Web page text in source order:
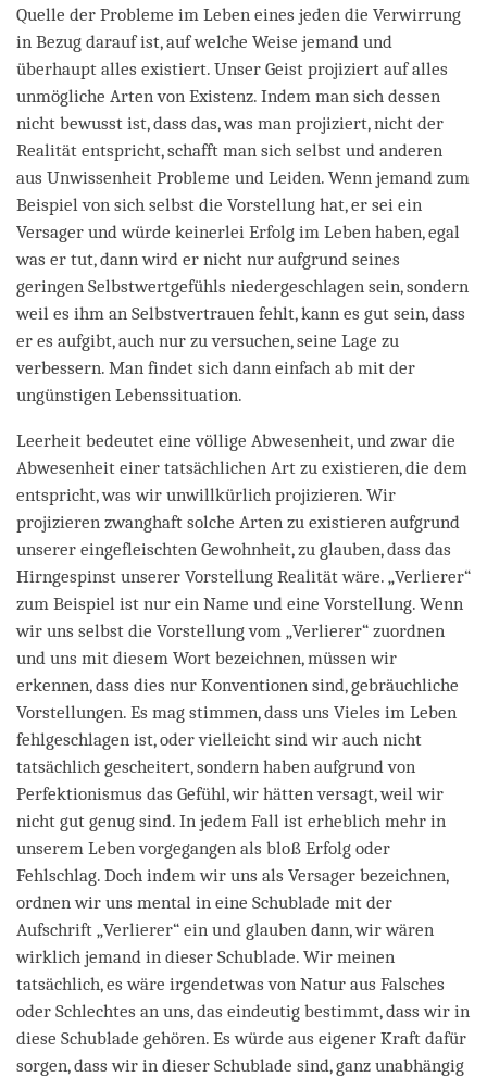
Quelle der Probleme im Leben eines jeden die Verwirrung
in Bezug darauf ist, auf welche Weise jemand und
überhaupt alles existiert. Unser Geist projiziert auf alles
unmögliche Arten von Existenz. Indem man sich dessen
nicht bewusst ist, dass das, was man projiziert, nicht der
Realität entspricht, schafft man sich selbst und anderen
aus Unwissenheit Probleme und Leiden. Wenn jemand zum
Beispiel von sich selbst die Vorstellung hat, er sei ein
Versager und würde keinerlei Erfolg im Leben haben, egal
was er tut, dann wird er nicht nur aufgrund seines
geringen Selbstwertgefühls niedergeschlagen sein, sondern
weil es ihm an Selbstvertrauen fehlt, kann es gut sein, dass
er es aufgibt, auch nur zu versuchen, seine Lage zu
verbessern. Man findet sich dann einfach ab mit der
ungünstigen Lebenssituation.
Leerheit bedeutet eine völlige Abwesenheit, und zwar die
Abwesenheit einer tatsächlichen Art zu existieren, die dem
entspricht, was wir unwillkürlich projizieren. Wir
projizieren zwanghaft solche Arten zu existieren aufgrund
unserer eingefleischten Gewohnheit, zu glauben, dass das
Hirngespinst unserer Vorstellung Realität wäre. „Verlierer“
zum Beispiel ist nur ein Name und eine Vorstellung. Wenn
wir uns selbst die Vorstellung vom „Verlierer“ zuordnen
und uns mit diesem Wort bezeichnen, müssen wir
erkennen, dass dies nur Konventionen sind, gebräuchliche
Vorstellungen. Es mag stimmen, dass uns Vieles im Leben
fehlgeschlagen ist, oder vielleicht sind wir auch nicht
tatsächlich gescheitert, sondern haben aufgrund von
Perfektionismus das Gefühl, wir hätten versagt, weil wir
nicht gut genug sind. In jedem Fall ist erheblich mehr in
unserem Leben vorgegangen als bloß Erfolg oder
Fehlschlag. Doch indem wir uns als Versager bezeichnen,
ordnen wir uns mental in eine Schublade mit der
Aufschrift „Verlierer“ ein und glauben dann, wir wären
wirklich jemand in dieser Schublade. Wir meinen
tatsächlich, es wäre irgendetwas von Natur aus Falsches
oder Schlechtes an uns, das eindeutig bestimmt, dass wir in
diese Schublade gehören. Es würde aus eigener Kraft dafür
sorgen, dass wir in dieser Schublade sind, ganz unabhängig